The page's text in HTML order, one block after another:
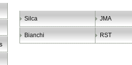
Silca JMA
Bianchi RST